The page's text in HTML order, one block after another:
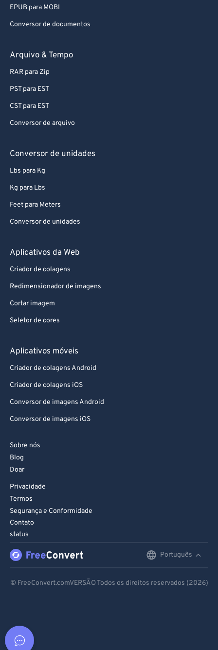
EPUB para MOBI
Conversor de documentos
Arquivo & Tempo
RAR para Zip
PST para EST
CST para EST
Conversor de arquivo
Conversor de unidades
Lbs para Kg
Kg para Lbs
Feet para Meters
Conversor de unidades
Aplicativos da Web
Criador de colagens
Redimensionador de imagens
Cortar imagem
Seletor de cores
Aplicativos móveis
Criador de colagens Android
Criador de colagens iOS
Conversor de imagens Android
Conversor de imagens iOS
Sobre nós
Blog
Doar
Privacidade
Termos
Segurança e Conformidade
Contato
status
Português
© FreeConvert.comVERSÃO Todos os direitos reservados (2026)